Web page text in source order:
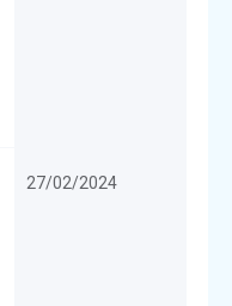
27/02/2024